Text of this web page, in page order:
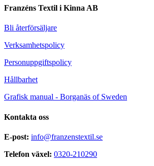
Franzéns Textil i Kinna AB
Bli återförsäljare
Verksamhetspolicy
Personuppgiftspolicy
Hållbarhet
Grafisk manual - Borganäs of Sweden
Kontakta oss
E-post: info@franzenstextil.se
Telefon växel: 0320-210290